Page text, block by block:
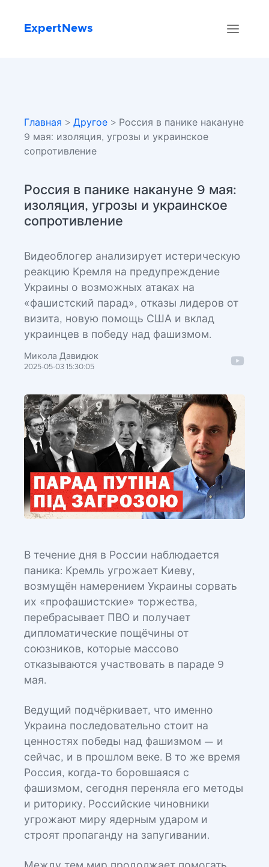
ExpertNews
Главная > Другое > Россия в панике накануне
9 мая: изоляция, угрозы и украинское
сопротивление
Россия в панике накануне 9 мая:
изоляция, угрозы и украинское
сопротивление
Видеоблогер анализирует истерическую
реакцию Кремля на предупреждение
Украины о возможных атаках на
«фашистский парад», отказы лидеров от
визита, новую помощь США и вклад
украинцев в победу над фашизмом.
Микола Давидюк
2025-05-03 15:30:05
В течение дня в России наблюдается
паника: Кремль угрожает Киеву,
возмущён намерением Украины сорвать
их «профашистские» торжества,
перебрасывает ПВО и получает
дипломатические пощёчины от
союзников, которые массово
отказываются участвовать в параде 9
мая.
Ведущий подчёркивает, что именно
Украина последовательно стоит на
ценностях победы над фашизмом — и
сейчас, и в прошлом веке. В то же время
Россия, когда-то боровшаяся с
фашизмом, сегодня переняла его методы
и риторику. Российские чиновники
угрожают миру ядерным ударом и
строят пропаганду на запугивании.